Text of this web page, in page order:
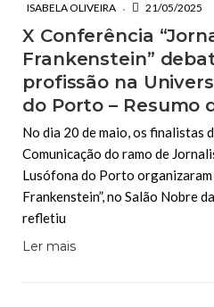
ISABELA OLIVEIRA 21/05/2025
X Conferência
Frankenstein”
profissão na
do Porto – Resumo
No dia 20 de maio, os finalistas
Comunicação do ramo de
Lusófona do Porto
Frankenstein”, no Salão Nobre
refletiu
Ler mais